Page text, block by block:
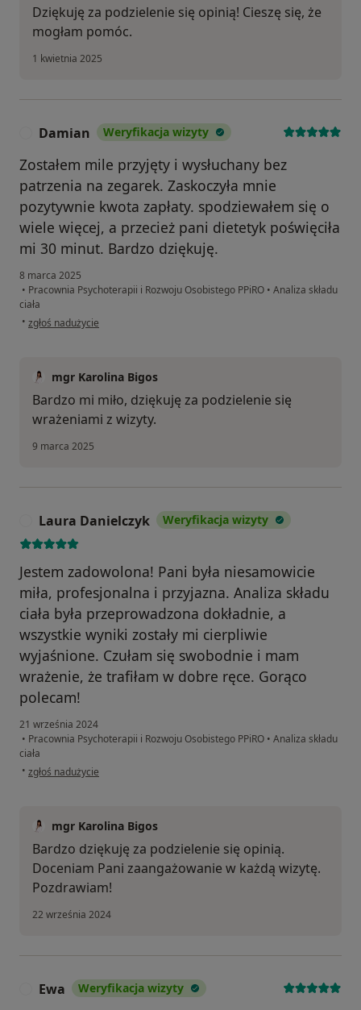
Dziękuję za podzielenie się opinią! Cieszę się, że
mogłam pomóc.
1 kwietnia 2025
Damian Weryfikacja wizyty
Zostałem mile przyjęty i wysłuchany bez
patrzenia na zegarek. Zaskoczyła mnie
pozytywnie kwota zapłaty. spodziewałem się o
wiele więcej, a przecież pani dietetyk poświęciła
mi 30 minut. Bardzo dziękuję.
8 marca 2025
• Pracownia Psychoterapii i Rozwoju Osobistego PPiRO • Analiza składu
ciała
• w opinii użytkownika Damian
zgłoś nadużycie
mgr Karolina Bigos
Bardzo mi miło, dziękuję za podzielenie się
wrażeniami z wizyty.
9 marca 2025
Laura Danielczyk Weryfikacja wizyty
Jestem zadowolona! Pani była niesamowicie
miła, profesjonalna i przyjazna. Analiza składu
ciała była przeprowadzona dokładnie, a
wszystkie wyniki zostały mi cierpliwie
wyjaśnione. Czułam się swobodnie i mam
wrażenie, że trafiłam w dobre ręce. Gorąco
polecam!
21 września 2024
• Pracownia Psychoterapii i Rozwoju Osobistego PPiRO • Analiza składu
ciała
• w opinii użytkownika Laura Danielczyk
zgłoś nadużycie
mgr Karolina Bigos
Bardzo dziękuję za podzielenie się opinią.
Doceniam Pani zaangażowanie w każdą wizytę.
Pozdrawiam!
22 września 2024
Ewa Weryfikacja wizyty